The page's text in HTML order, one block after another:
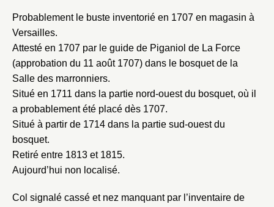
Probablement le buste inventorié en 1707 en magasin à
Versailles.
Attesté en 1707 par le guide de Piganiol de La Force
(approbation du 11 août 1707) dans le bosquet de la
Salle des marronniers.
Situé en 1711 dans la partie nord-ouest du bosquet, où il
a probablement été placé dès 1707.
Situé à partir de 1714 dans la partie sud-ouest du
bosquet.
Retiré entre 1813 et 1815.
Aujourd’hui non localisé.
Col signalé cassé et nez manquant par l’inventaire de
Créer et ajouter
Envoyer
Vous n'êtes pas encore inscrit ?
Vous avez oublié votre mot de passe ?
Cliquez ici